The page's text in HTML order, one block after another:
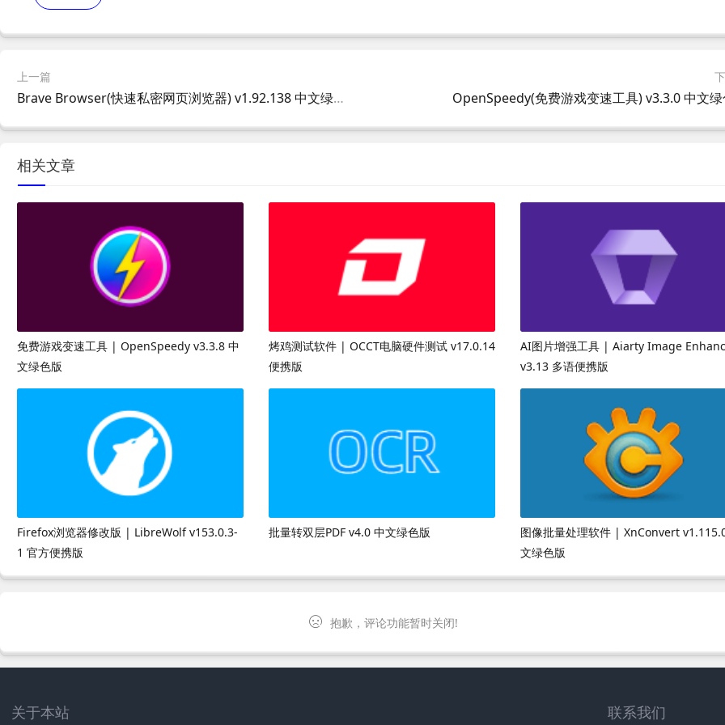
上一篇
Brave Browser(快速私密网页浏览器) v1.92.138 中文绿色版 OpenSpeedy(免费游戏变速工具) v3.3.0 中文绿
相关文章
免费游戏变速工具 | OpenSpeedy v3.3.8 中
文绿色版
烤鸡测试软件 | OCCT电脑硬件测试 v17.0.14
便携版
AI图片增强工具 | Aiarty Image
v3.13 多语便携版
Firefox浏览器修改版 | LibreWolf v153.0.3-
1 官方便携版
批量转双层PDF v4.0 中文绿色版
图像批量处理软件 | XnConvert
文绿色版
抱歉，评论功能暂时关闭!
关于本站 联系我们